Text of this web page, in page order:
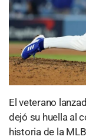
El veterano
dejó su huella al
historia de la